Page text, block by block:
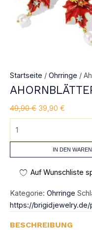
Startseite / Ohrringe /
49,90€
Ursprünglicher
Preis
49,90 €
39,90 €
Preis
Ahornblätter
Ohrstecker
IN DEN
Auf Wunschliste
Kategorie: Ohrringe
https://
BESCHREIBUNG